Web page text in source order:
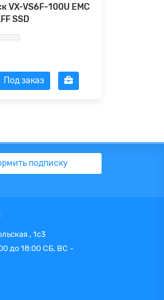
VX-VS6F-100U EMC
SSD
Под заказ
подписку
, 1с3
до 18:00 СБ, ВС -